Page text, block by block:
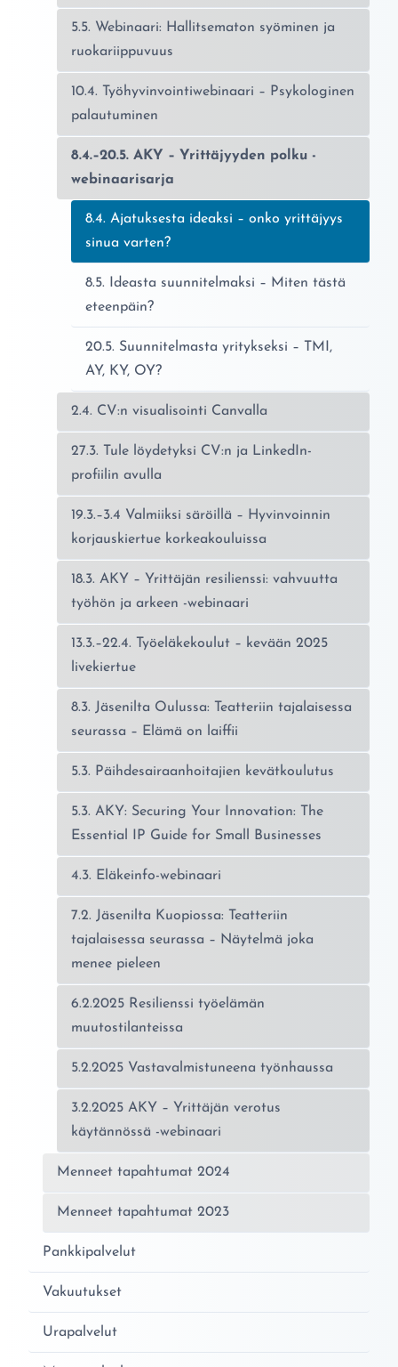
5.5. Webinaari: Hallitsematon syöminen ja
ruokariippuvuus
10.4. Työhyvinvointiwebinaari – Psykologinen
palautuminen
8.4.–20.5. AKY – Yrittäjyyden polku -
webinaarisarja
Nykyinen sivu:
8.4. Ajatuksesta ideaksi – onko yrittäjyys
sinua varten?
8.5. Ideasta suunnitelmaksi – Miten tästä
eteenpäin?
20.5. Suunnitelmasta yritykseksi – TMI,
AY, KY, OY?
2.4. CV:n visualisointi Canvalla
27.3. Tule löydetyksi CV:n ja LinkedIn-
profiilin avulla
19.3.–3.4 Valmiiksi säröillä – Hyvinvoinnin
korjauskiertue korkeakouluissa
18.3. AKY – Yrittäjän resilienssi: vahvuutta
työhön ja arkeen -webinaari
13.3.–22.4. Työeläkekoulut – kevään 2025
livekiertue
8.3. Jäsenilta Oulussa: Teatteriin tajalaisessa
seurassa – Elämä on laiffii
5.3. Päihdesairaanhoitajien kevätkoulutus
5.3. AKY: Securing Your Innovation: The
Essential IP Guide for Small Businesses
4.3. Eläkeinfo-webinaari
7.2. Jäsenilta Kuopiossa: Teatteriin
tajalaisessa seurassa – Näytelmä joka
menee pieleen
6.2.2025 Resilienssi työelämän
muutostilanteissa
5.2.2025 Vastavalmistuneena työnhaussa
3.2.2025 AKY – Yrittäjän verotus
käytännössä -webinaari
Menneet tapahtumat 2024
Menneet tapahtumat 2023
Pankkipalvelut
Vakuutukset
Urapalvelut